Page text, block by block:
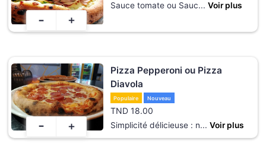
Sauce tomate ou Sauc... Voir plus
- +
Pizza Pepperoni ou Pizza
Diavola
Populaire Nouveau
TND 18.00
Simplicité délicieuse : n... Voir plus
- +